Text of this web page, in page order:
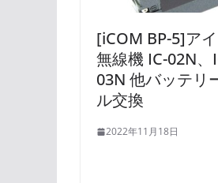
[iCOM BP-5]ア
無線機 IC-02N、
03N 他バッテリ
ル交換
2022年11月18日